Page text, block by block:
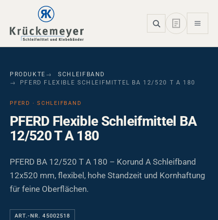
Skip to main navigation
Skip to main content
Skip to page footer
PRODUKTE
SCHLEIFBAND
PFERD FLEXIBLE SCHLEIFMITTEL BA 12/520 T A 180
PFERD · SCHLEIFBAND
PFERD Flexible Schleifmittel BA
12/520 T A 180
PFERD BA 12/520 T A 180 – Korund A Schleifband
12x520 mm, flexibel, hohe Standzeit und Kornhaftung
für feine Oberflächen.
ART.-NR. 45002518